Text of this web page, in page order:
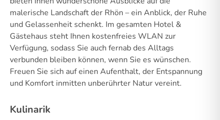
malerische Landschaft der Rhön – ein Anblick, der Ruhe
und Gelassenheit schenkt. Im gesamten Hotel &
Gästehaus steht Ihnen kostenfreies WLAN zur
Verfügung, sodass Sie auch fernab des Alltags
verbunden bleiben können, wenn Sie es wünschen.
Freuen Sie sich auf einen Aufenthalt, der Entspannung
und Komfort inmitten unberührter Natur vereint.
Kulinarik